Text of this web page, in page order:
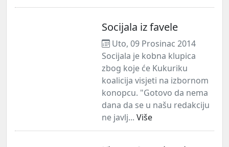
Socijala iz favele
Uto, 09 Prosinac 2014
Socijala je kobna klupica
zbog koje će Kukuriku
koalicija visjeti na izbornom
konopcu. "Gotovo da nema
dana da se u našu redakciju
ne javlj... Više